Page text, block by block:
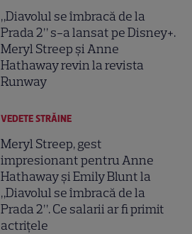
„Diavolul se îmbracă de la
Prada 2” s-a lansat pe Disney+.
Meryl Streep și Anne
Hathaway revin la revista
Runway
VEDETE STRĂINE
Meryl Streep, gest
impresionant pentru Anne
Hathaway și Emily Blunt la
„Diavolul se îmbracă de la
Prada 2”. Ce salarii ar fi primit
actrițele